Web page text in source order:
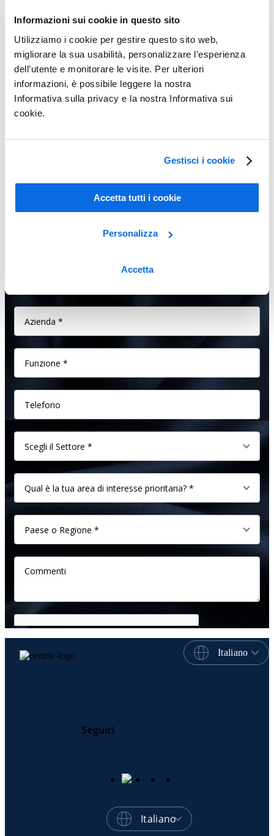
Informazioni sui cookie in questo sito
Utilizziamo i cookie per gestire questo sito web,
migliorare la sua usabilità, personalizzare l’esperienza
dell’utente e monitorare le visite. Per ulteriori
informazioni, è possibile leggere la nostra
Informativa sulla privacy e la nostra Informativa sui
cookie.
Gestisci i cookie
Accetta tutti i cookie
Personalizza
Accetta
Vedere per credere
La tua azienda nel settore moda o retail ha difficoltà a realizzare gli
obiettivi di trasformazione digitale e a stare al passo con un mercato
in rapida evoluzione?
Concedici 60 minuti e scoprirai perché i software PLM per il retail e
PLM per la moda, completi e pronti all’uso, di Centric, promuovono
prodotti, aumentano l’efficienza, riducono i costi e accelerano il time
Italiano
Seguici
Italiano